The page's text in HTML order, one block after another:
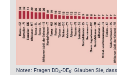
Notes: Fragen DD4-DE5: Glauben Sie,